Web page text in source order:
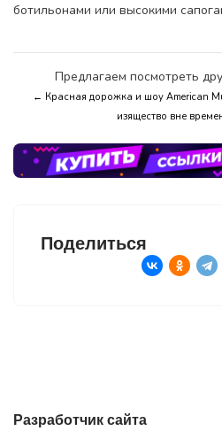
ботильонами или высокими
Предлагаем посмотреть
← Красная дорожка и шоу American
изящество вне
Поделиться
Разработчик сайта